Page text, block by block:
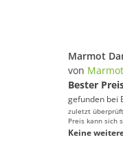
Marmot
von Marmot
Bester
gefunden bei
zuletzt
Preis kann sich
Keine